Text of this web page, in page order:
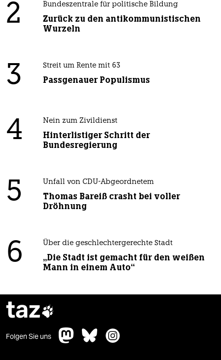
2 Bundeszentrale für politische Bildung
Zurück zu den antikommunistischen
Wurzeln
3 Streit um Rente mit 63
Passgenauer Populismus
4 Nein zum Zivildienst
Hinterlistiger Schritt der
Bundesregierung
5 Unfall von CDU-Abgeordnetem
Thomas Bareiß crasht bei voller
Dröhnung
6 Über die geschlechtergerechte Stadt
„Die Stadt ist gemacht für den weißen
Mann in einem Auto“
taz
Folgen Sie uns